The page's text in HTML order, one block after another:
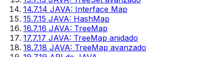
14.7.14 JAVA: Interface Map
15.7.15 JAVA: HashMap
16.7.16 JAVA: TreeMap
17.7.17 JAVA: TreeMap anidado
18.7.18 JAVA: TreeMap avanzado